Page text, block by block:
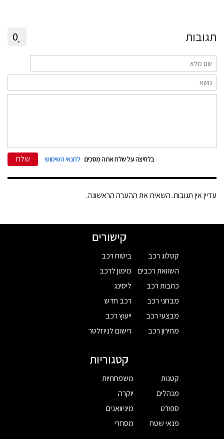
תגובות 0
בלחיצה על שלח אתה מסכים לתנאי השימוש שלח
עדיין אין תגובות. השאירו את ההערה הראשונה.
קישורים
קטלוג רכב
השוואת רכבים
כתבות רכב
מבחני רכב
מבצעי רכב
מחירון רכב
ביטוח רכב
מימון לרכב
ליסינג
רכב חדש
ייעוץ רכב
רישום לניוזלטר
קטגוריות
קטנות
מנהלים
ספורט
פנאי שטח
משפחתיות
יוקרה
מיניוואנים
מסחרי